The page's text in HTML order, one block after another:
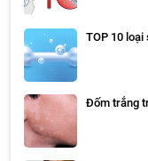
TOP 10
Đốm trắng